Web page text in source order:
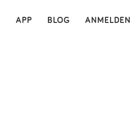
ANMELDEN
BLOG
APP ×